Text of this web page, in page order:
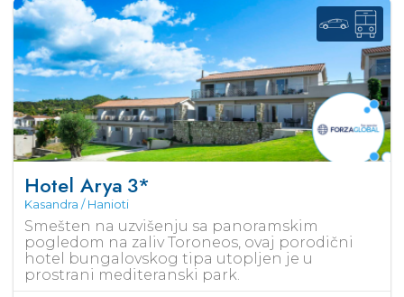
Hotel Arya 3*
Kasandra / Hanioti
Smešten na uzvišenju sa panoramskim
pogledom na zaliv Toroneos, ovaj porodični
hotel bungalovskog tipa utopljen je u
prostrani mediteranski park.